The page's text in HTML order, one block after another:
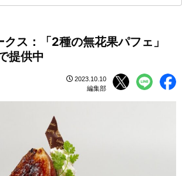
ス：「2種の無花果パフェ」
提供中
2023.10.10
編集部